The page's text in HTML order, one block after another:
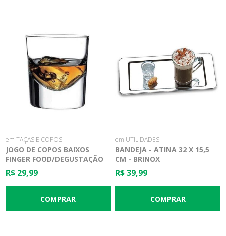
em TAÇAS E COPOS
JOGO DE COPOS BAIXOS
FINGER FOOD/DEGUSTAÇÃO
130ML - 6 PEÇAS -
PASABAHCE
R$ 29,99
em UTILIDADES
BANDEJA - ATINA 32 X 15,5
CM - BRINOX
R$ 39,99